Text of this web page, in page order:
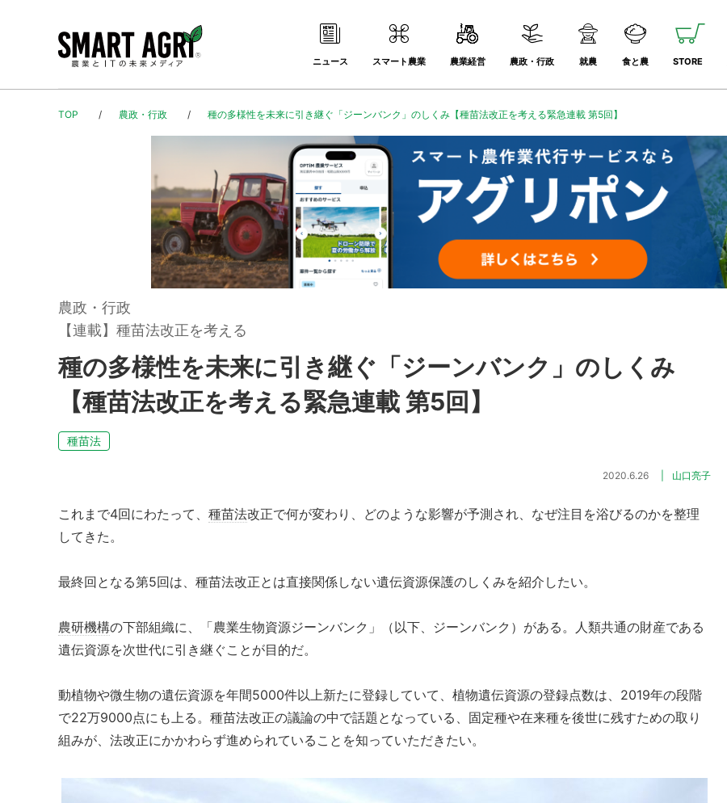
ニュース スマート農業 農業経営 農政・行政 就農 食と農 STORE
TOP 農政・行政 種の多様性を未来に引き継ぐ「ジーンバンク」のしくみ【種苗法改正を考える緊急連載 第5回】
農政・行政
【連載】種苗法改正を考える
種の多様性を未来に引き継ぐ「ジーンバンク」のしくみ
【種苗法改正を考える緊急連載 第5回】
種苗法
2020.6.26 山口亮子
これまで4回にわたって、 種苗法改正で何が変わり、どのような影響が予測され、なぜ注目を浴びるのかを整理
してきた。
最終回となる第5回は、種苗法改正とは直接関係しない遺伝資源保護のしくみを紹介したい。
農研機構の下部組織に、「農業生物資源ジーンバンク」（以下、ジーンバンク）がある。人類共通の財産である
遺伝資源を次世代に引き継ぐことが目的だ。
動植物や微生物の遺伝資源を年間5000件以上新たに登録していて、植物遺伝資源の登録点数は、2019年の段階
で22万9000点にも上る。種苗法改正の議論の中で話題となっている、固定種や在来種を後世に残すための取り
組みが、法改正にかかわらず進められていることを知っていただきたい。